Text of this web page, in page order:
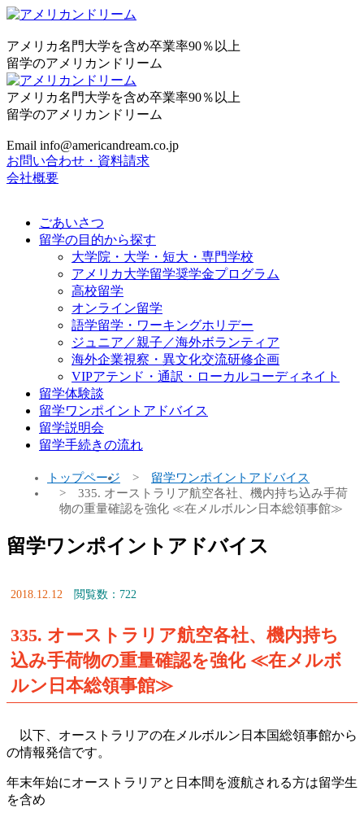
アメリカ名門大学を含め卒業率90％以上
留学のアメリカンドリーム
アメリカ名門大学を含め卒業率90％以上
留学のアメリカンドリーム
Email info@americandream.co.jp
お問い合わせ・資料請求
会社概要
ごあいさつ
留学の目的から探す
大学院・大学・短大・専門学校
アメリカ大学留学奨学金プログラム
高校留学
オンライン留学
語学留学・ワーキングホリデー
ジュニア／親子／海外ボランティア
海外企業視察・異文化交流研修企画
VIPアテンド・通訳・ローカルコーディネイト
留学体験談
留学ワンポイントアドバイス
留学説明会
留学手続きの流れ
トップページ
留学ワンポイントアドバイス
335. オーストラリア航空各社、機内持ち込み手荷
物の重量確認を強化 ≪在メルボルン日本総領事館≫
留学ワンポイントアドバイス
2018.12.12 閲覧数：722
335. オーストラリア航空各社、機内持ち
込み手荷物の重量確認を強化 ≪在メルボ
ルン日本総領事館≫
以下、オーストラリアの在メルボルン日本国総領事館から
の情報発信です。
年末年始にオーストラリアと日本間を渡航される方は留学生
を含め